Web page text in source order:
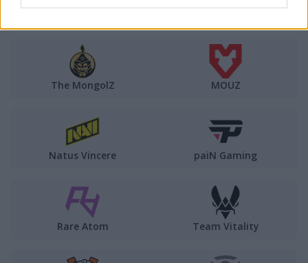
The MongolZ MOUZ
Natus Vincere paiN Gaming
Rare Atom Team Vitality